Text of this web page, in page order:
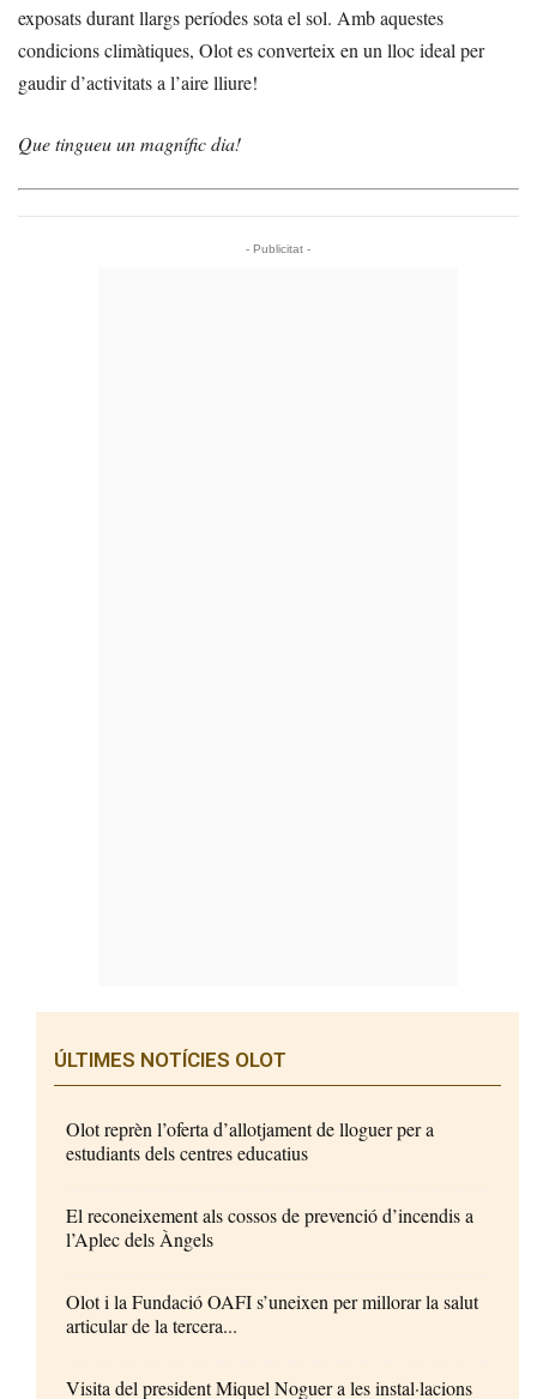
exposats durant llargs períodes sota el sol. Amb aquestes
condicions climàtiques, Olot es converteix en un lloc ideal per
gaudir d’activitats a l’aire lliure!
Que tingueu un magnífic dia!
- Publicitat -
ÚLTIMES NOTÍCIES OLOT
Olot reprèn l’oferta d’allotjament de lloguer per a
estudiants dels centres educatius
El reconeixement als cossos de prevenció d’incendis a
l’Aplec dels Àngels
Olot i la Fundació OAFI s’uneixen per millorar la salut
articular de la tercera...
Visita del president Miquel Noguer a les instal·lacions